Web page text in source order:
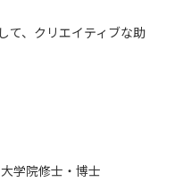
て、クリエイティブな助
学院修士・博士